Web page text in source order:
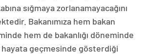
sığmaya zorlanamayacağını
Bakanımıza hem bakan
hem de bakanlığı döneminde
geçmesinde gösterdiği